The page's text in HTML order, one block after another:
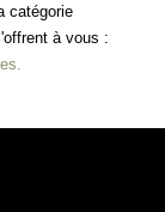
de critères
catégorie
à vous :